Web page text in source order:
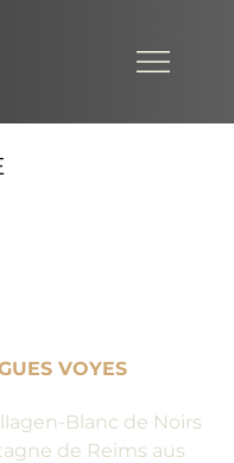
VOYES
Blanc de Noirs
de Reims aus